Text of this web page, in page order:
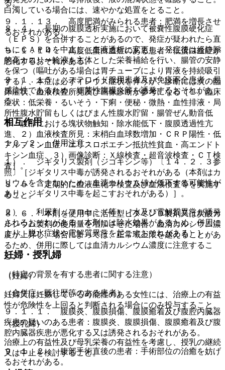
る。
９．１．１３． 高度肥満がみられる患者：肥満を増長させ
るおそれがある。
９．１．１４． 高度低蛋白血症のある患者：低蛋白血症が
悪化するおそれがある。
９．１．１５． ステロイド服用患者及び免疫不全患者：易
感染性であるため、細菌性腹膜炎等を誘発するおそれがあ
る。
相互作用
１０．２． 併用注意：
１）． ジギタリス製剤（ジゴキシン等）〔１４．２．３参
照〕［ジギタリス中毒が誘発されるおそれがある（本剤はカ
リウムを含まないため、血清カリウム値が低下する可能性が
あり、ジギタリス中毒を起こすおそれがある）］。
２）． 利尿剤（フロセミド等）［水及び電解質異常が誘発
されるおそれがある（本剤には除水効果があるため、併用に
より、脱水症状や電解質異常を起こすおそれがある）］。
妊婦・授乳婦
（妊婦）
妊婦又は妊娠している可能性のある女性には、治療上の有益
性が危険性を上回ると判断される場合にのみ投与すること。
（授乳婦）
治療上の有益性及び母乳栄養の有益性を考慮し、授乳の継続
又は中止を検討すること。
白濁している場合には、速やかな処置をとること。
８．４． 長期の腹膜透析実施において被嚢性腹膜硬化症
（ＥＰＳ）を合併することがあるので、発症が疑われたら直
ちにＣＡＰＤを中止し、血液透析に変更し、発症後は経静脈
的高カロリー輸液を主体とした栄養補給を行い、腸管の安静
を保つ（嘔吐がある場合は胃チューブにより胃液を持続吸引
する）、本症は必ずイレウス症状を伴うが、診断には次の臨
床症状、血液検査所見及び画像診断が参考になる［１）臨床
症状：低栄養・るいそう・下痢・便秘・微熱・血性排液・局
所性腹水貯留もしくはびまん性腹水貯留・腸管ぜん動音低
下・腹部における塊状物触知・除水能低下・腹膜透過性亢
進、２）血液検査所見：末梢白血球数増加・ＣＲＰ陽性・低
アルブミン血症・エリスロポエチン抵抗性貧血・高エンドト
キシン血症、３）画像診断：Ｘ線検査・超音波検査・ＣＴ検
査］。
８．５． 定期的に血液生化学検査及び血液検査等を実施す
ること。
８．６． 本剤を使用中に活性型ビタミンＤ製剤又は炭酸カ
ルシウム製剤の使用量を増加させた場合、血清カルシウム濃
度が上昇し、場合によっては、正常域上限を越えることがあ
るため、併用に際しては血清カルシウム濃度に注意するこ
と。
（特定の背景を有する患者に関する注意）
（合併症・既往歴等のある患者）
９．１．１． 腹膜炎、腹膜損傷、腹膜癒着及び腹腔内臓器
疾患の疑いのある患者：腹膜炎、腹膜損傷、腹膜癒着及び腹
腔内臓器疾患が悪化する又は誘発されるおそれがある。
９．１．２． 腹部手術直後の患者：手術部位の治癒を妨げ
るおそれがある。